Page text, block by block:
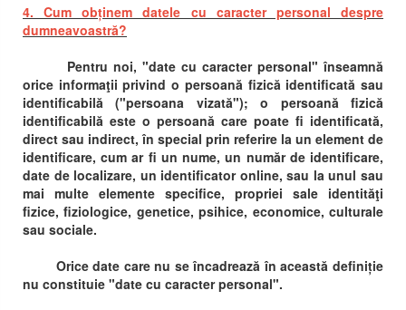
4. Cum obținem datele cu caracter personal despre
dumneavoastră?
Pentru noi, "date cu caracter personal" înseamnă
orice informaţii privind o persoană fizică identificată sau
identificabilă ("persoana vizată"); o persoană fizică
identificabilă este o persoană care poate fi identificată,
direct sau indirect, în special prin referire la un element de
identificare, cum ar fi un nume, un număr de identificare,
date de localizare, un identificator online, sau la unul sau
mai multe elemente specifice, propriei sale identităţi
fizice, fiziologice, genetice, psihice, economice, culturale
sau sociale.
Orice date care nu se încadrează în această definiție
nu constituie "date cu caracter personal".